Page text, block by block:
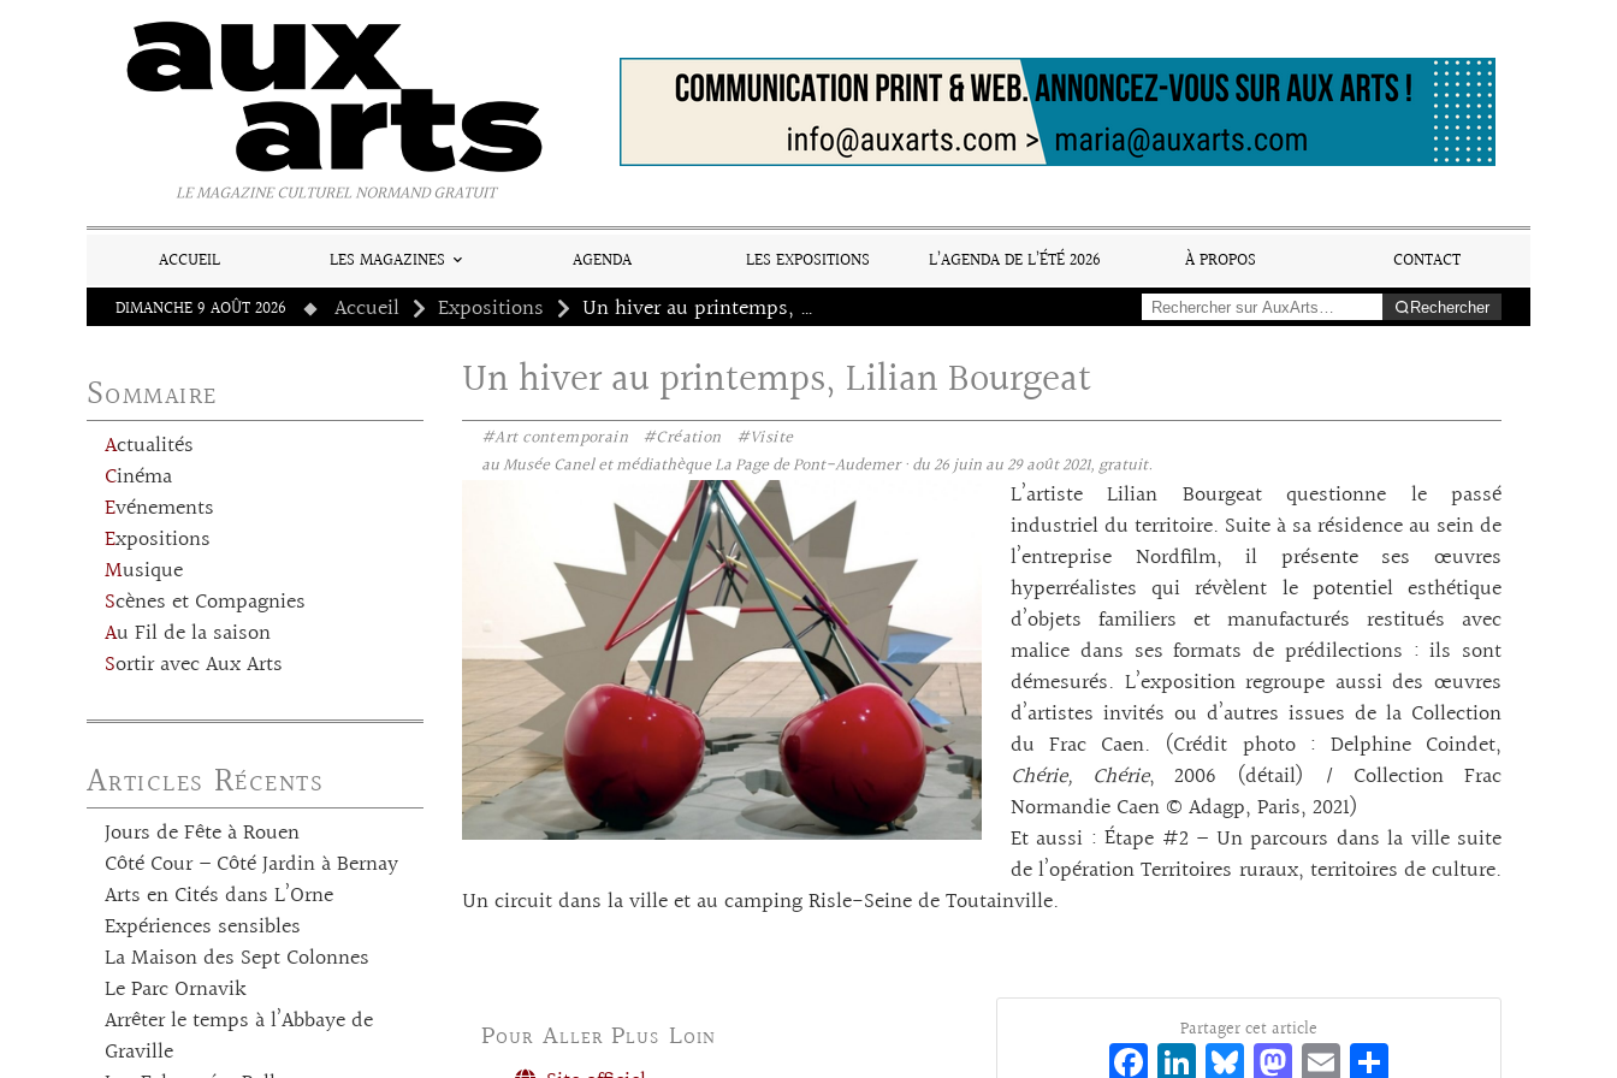
LE MAGAZINE CULTUREL NORMAND GRATUIT
ACCUEIL LES MAGAZINES AGENDA LES EXPOSITIONS L’AGENDA DE L’ÉTÉ 2026 À PROPOS
CONTACT
DIMANCHE 9 AOÛT 2026
Accueil Expositions Un hiver au printemps, Lilian Bourgeat Rechercher
Sommaire
Actualités
Cinéma
Evénements
Expositions
Musique
Scènes et Compagnies
Au Fil de la saison
Sortir avec Aux Arts
Articles Récents
Jours de Fête à Rouen
Côté Cour – Côté Jardin à Bernay
Arts en Cités dans L’Orne
Expériences sensibles
La Maison des Sept Colonnes
Le Parc Ornavik
Arrêter le temps à l’Abbaye de
Graville
Un hiver au printemps, Lilian Bourgeat
#Art contemporain #Création
#Visite
au Musée Canel et médiathèque La Page de Pont-Audemer · du 26 juin au 29 août 2021, gratuit.
L’artiste Lilian Bourgeat questionne le passé
industriel du territoire. Suite à sa résidence au sein de
l’entreprise Nordfilm, il présente ses œuvres
hyperréalistes qui révèlent le potentiel esthétique
d’objets familiers et manufacturés restitués avec
malice dans ses formats de prédilections : ils sont
démesurés. L’exposition regroupe aussi des œuvres
d’artistes invités ou d’autres issues de la Collection
du Frac Caen. (Crédit photo : Delphine Coindet,
Chérie, Chérie, 2006 (détail) / Collection Frac
Normandie Caen © Adagp, Paris, 2021)
Et aussi : Étape #2 – Un parcours dans la ville suite
de l’opération Territoires ruraux, territoires de culture.
Un circuit dans la ville et au camping Risle-Seine de Toutainville.
Pour Aller Plus Loin Partager cet article
Fa Li Bl M E
Panneau de gestion des cookies